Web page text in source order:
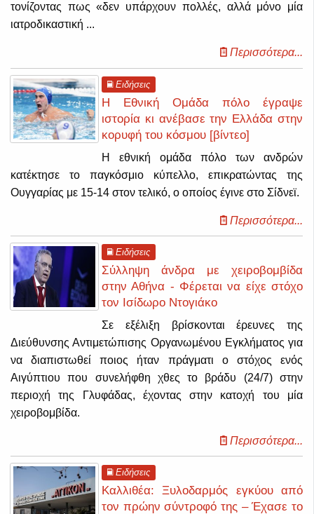
τονίζοντας πως «δεν υπάρχουν πολλές, αλλά μόνο μία
ιατροδικαστική ...
Περισσότερα...
Ειδήσεις
Η Εθνική Ομάδα πόλο έγραψε
ιστορία κι ανέβασε την Ελλάδα στην
κορυφή του κόσμου [βίντεο]
Η εθνική ομάδα πόλο των ανδρών
κατέκτησε το παγκόσμιο κύπελλο, επικρατώντας της
Ουγγαρίας με 15-14 στον τελικό, ο οποίος έγινε στο Σίδνεϊ.
Περισσότερα...
Ειδήσεις
Σύλληψη άνδρα με χειροβομβίδα
στην Αθήνα - Φέρεται να είχε στόχο
τον Ισίδωρο Ντογιάκο
Σε εξέλιξη βρίσκονται έρευνες της
Διεύθυνσης Αντιμετώπισης Οργανωμένου Εγκλήματος για
να διαπιστωθεί ποιος ήταν πράγματι ο στόχος ενός
Αιγύπτιου που συνελήφθη χθες το βράδυ (24/7) στην
περιοχή της Γλυφάδας, έχοντας στην κατοχή του μία
χειροβομβίδα.
Περισσότερα...
Ειδήσεις
Καλλιθέα: Ξυλοδαρμός εγκύου από
τον πρώην σύντροφό της – Έχασε το